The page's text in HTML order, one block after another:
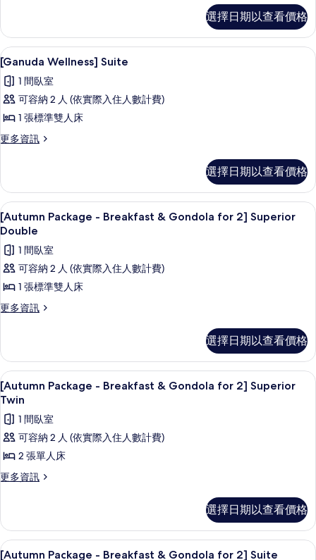
2]
Superior
Twin
的
所
有
相
&
Breakfast
Package
for
2]
Superior
的
詳
情
選擇日期以查看價格
顯
示
[Ganuda
Wellness]
Suite
的
相
片
[Ganuda Wellness] Suite | 羽絨被、
11
[Ganuda Wellness] Suite
1 間臥室
可容納 2 人 (依實際入住人數計費)
1 張標準雙人床
更多資訊
更
Suite
的
詳
情
選擇日期以查看價格
顯
示
[Autumn
Package
-
Breakfast
&
2]
Superior
Double
的
所
有
相
片
羽絨被、客房內保險箱、筆電工作空
8
[Autumn Package - Breakfast & Gondola for 2] Superior
Double
1 間臥室
可容納 2 人 (依實際入住人數計費)
1 張標準雙人床
更多資訊
更
-
Breakfast
&
Gondola
2]
Superior
Double
的
詳
情
選擇日期以查看價格
顯
示
[Autumn
Package
-
Breakfast
&
2]
Superior
羽絨被、客房內保險箱、筆電工作空
7
[Autumn Package - Breakfast & Gondola for 2] Superior
Twin
1 間臥室
可容納 2 人 (依實際入住人數計費)
2 張單人床
更多資訊
更
-
Breakfast
&
選擇日期以查看價格
顯
羽絨被、客房內保險箱、筆電工作空
7
[Autumn Package - Breakfast & Gondola for 2] Suite